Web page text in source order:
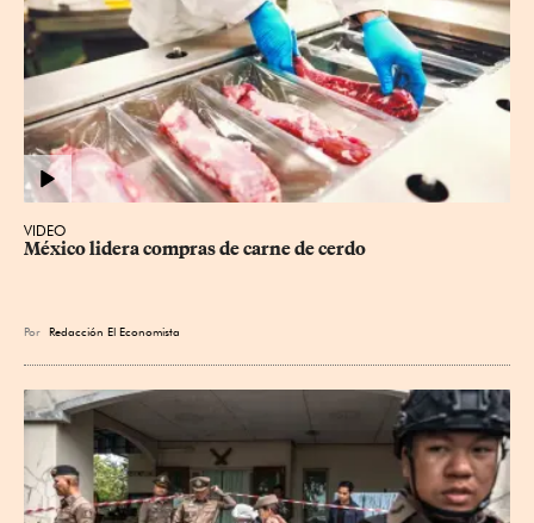
VIDEO
México lidera compras de carne de cerdo
Por Redacción El Economista